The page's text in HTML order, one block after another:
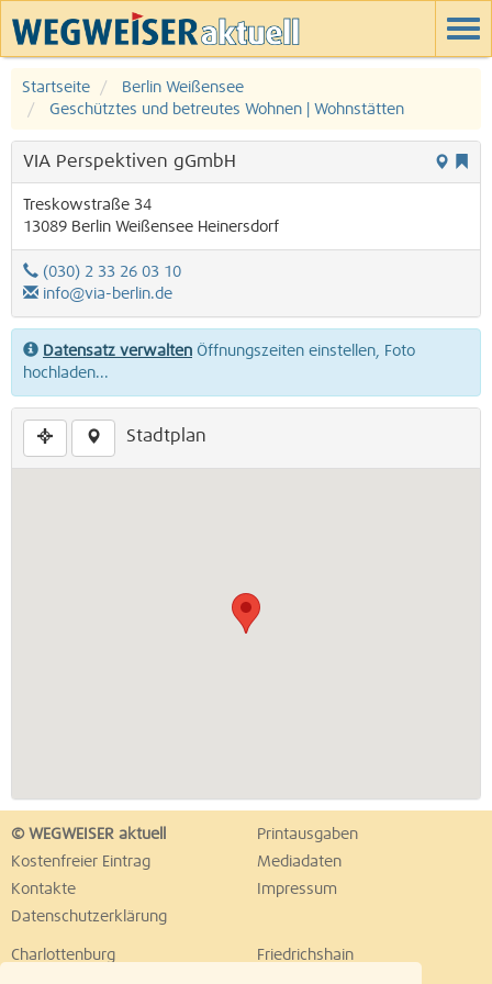
Startseite
Berlin Weißensee
Geschütztes und betreutes Wohnen | Wohnstätten
VIA Perspektiven gGmbH
Treskowstraße 34
13089 Berlin Weißensee Heinersdorf
(030) 2 33 26 03 10
info@via-berlin.de
Datensatz verwalten Öffnungszeiten einstellen, Foto
hochladen...
Stadtplan
© WEGWEISER aktuell
Printausgaben
Kostenfreier Eintrag
Mediadaten
Kontakte
Impressum
Datenschutzerklärung
Charlottenburg
Friedrichshain